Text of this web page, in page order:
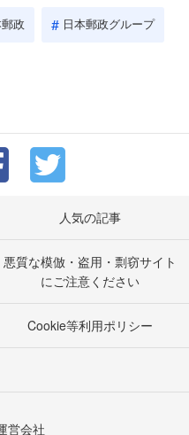
政 日本郵政グループ
人気の記事
悪質な模倣・盗用・剽窃サイト
にご注意ください
Cookie等利用ポリシー
営会社